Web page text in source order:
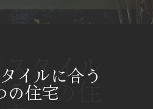
タイル
つの住
イルに合う
の住宅